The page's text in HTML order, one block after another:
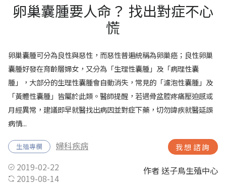
卵巢囊腫要人命？ 找出對症不心
慌
卵巢囊腫可分為良性與惡性，而惡性普遍統稱為卵巢癌；良性卵巢
囊腫好發在育齡層婦女，又分為「生理性囊腫」及「病理性囊
腫」，大部分的生理性囊腫會自動消失，常見的「濾泡性囊腫」及
「黃體性囊腫」皆屬於此類。醫師提醒，若遇骨盆腔疼痛壓迫感或
月經異常，建議即早就醫找出病因並對症下藥，切勿諱疾就醫延誤
病情...
生殖專欄 婦科疾病 我想諮詢
2019-02-22
2019-08-14
作者 送子鳥生殖中心